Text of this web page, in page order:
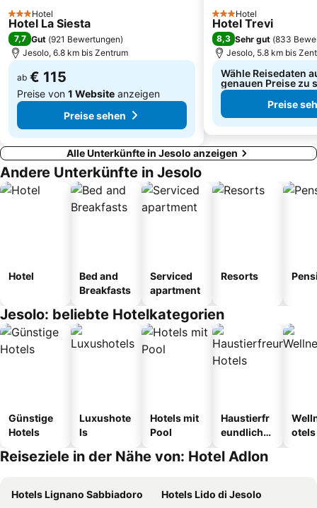
Aquafollie
Centro Storico di Chioggia
Jesolo Sand Nativity - Presepe di sabbia
Hafen von Venedig
Beach Fitness
Rosolina Mare
3 Sterne
Hotel
Hotel La Siesta
7,7 Gut (921 Bewertungen)
Jesolo, 6.8 km bis Zentrum
ab € 115
Preise von 1 Website anzeigen
Preise sehen
3 Sterne
Hotel
Hotel Trevi
8,3 Sehr gut (833
Jesolo, 5.8 km bis
Wähle Reisedaten
genauen Preise zu
Preise
Alle Unterkünfte in Jesolo anzeigen
Andere Unterkünfte in Jesolo
Hotel
Bed and
Breakfasts
Serviced
apartment
Resorts
Jesolo: beliebte Hotelkategorien
Günstige
Hotels
Luxushote
ls
Hotels mit
Pool
Haustierfr
eundliche
otels
Reiseziele in der Nähe von: Hotel Adlon
Hotels Lignano Sabbiadoro
Hotels Lido di Jesolo